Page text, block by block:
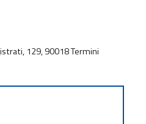
129, 90018 Termini